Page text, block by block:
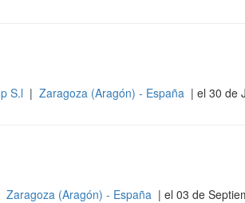
S.l | Zaragoza (Aragón) - España | el 30 de
Zaragoza (Aragón) - España | el 03 de